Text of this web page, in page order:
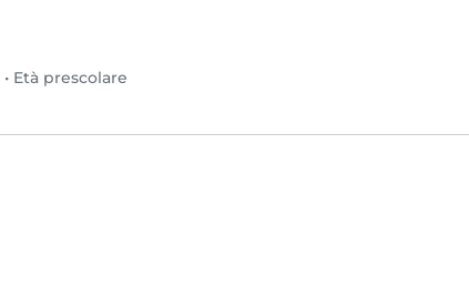
• Età prescolare